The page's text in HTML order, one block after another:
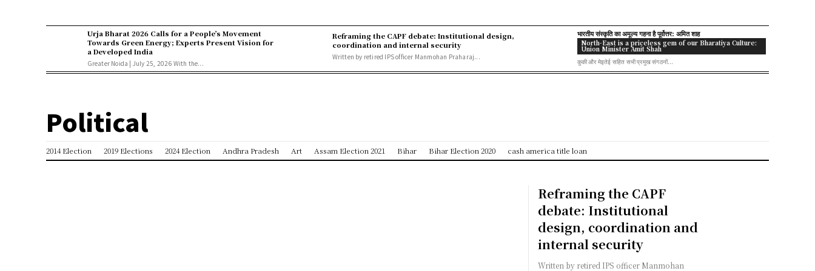
Urja Bharat 2026 Calls for a People’s Movement
Towards Green Energy; Experts Present Vision for
a Developed India
Greater Noida | July 25, 2026 With the...
Reframing the CAPF debate: Institutional design,
coordination and internal security
Written by retired IPS officer Manmohan Praharaj...
भारतीय संस्कृति का अमूल्य गहना है पूर्वोत्तर: अमित शाह
North-East is a priceless gem of our Bharatiya Culture:
Union Minister Amit Shah
कुकी और मेइतेई सहित सभी प्रमुख संगठनों...
Political
2014 Election 2019 Elections 2024 Election Andhra Pradesh Art Assam Election 2021 Bihar Bihar Election 2020 cash america title loan
Reframing the CAPF
debate: Institutional
design, coordination and
internal security
Written by retired IPS officer Manmohan